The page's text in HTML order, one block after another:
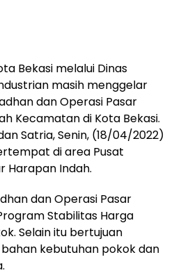
Bekasi melalui Dinas
masih menggelar
dan Operasi Pasar
Kecamatan di Kota Bekasi.
Satria, Senin, (18/04/2022)
di area Pusat
Harapan Indah.
dan Operasi Pasar
Stabilitas Harga
Selain itu bertujuan
kebutuhan pokok dan